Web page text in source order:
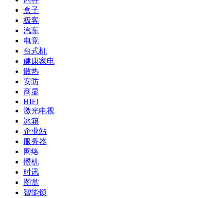
盒子
极客
汽车
电竞
台式机
健康家电
散热
安防
商显
HIFI
激光电视
冰箱
企业站
服务器
网络
攒机
时讯
图赏
智能锁